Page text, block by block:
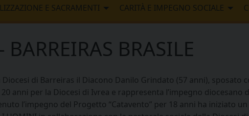
E SACRAMENTI CARITÀ E IMPEGNO SOCIALE
BRASILE
Diocesi di Barreiras il Diacono Danilo Grindato (57 anni), sposato
anni per la Diocesi di Ivrea e rappresenta l’impegno diocesano
l’impegno del Progetto “Catavento” per 18 anni ha iniziato